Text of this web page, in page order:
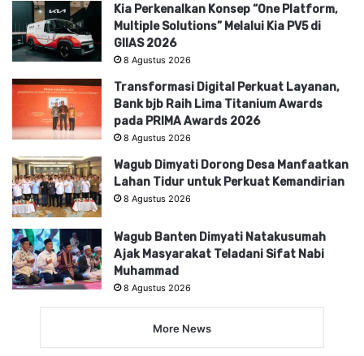
Kia Perkenalkan Konsep “One Platform,
Multiple Solutions” Melalui Kia PV5 di
GIIAS 2026
8 Agustus 2026
Transformasi Digital Perkuat Layanan,
Bank bjb Raih Lima Titanium Awards
pada PRIMA Awards 2026
8 Agustus 2026
Wagub Dimyati Dorong Desa Manfaatkan
Lahan Tidur untuk Perkuat Kemandirian
8 Agustus 2026
Wagub Banten Dimyati Natakusumah
Ajak Masyarakat Teladani Sifat Nabi
Muhammad
8 Agustus 2026
More News